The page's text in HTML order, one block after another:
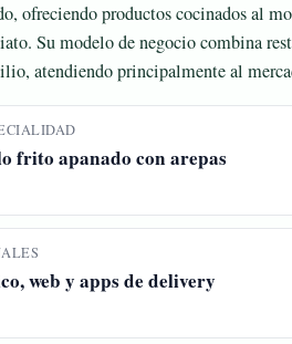
ofreciendo productos cocinados al
Su modelo de negocio combina
atendiendo principalmente al
frito apanado con arepas
web y apps de delivery